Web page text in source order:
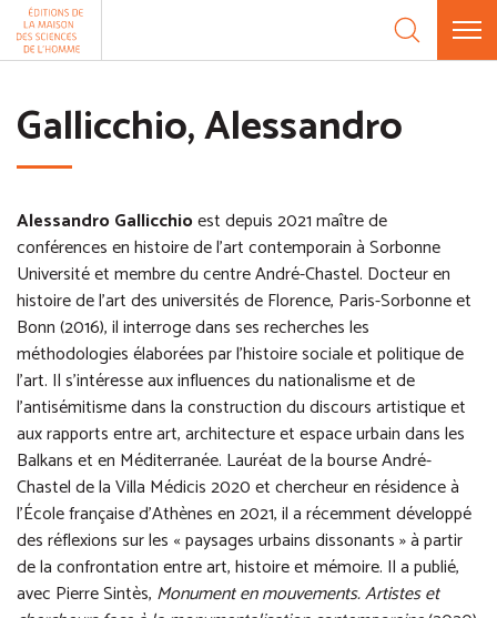
Aller au contenu
Gallicchio, Alessandro
Alessandro Gallicchioest depuis 2021 maître de
conférences en histoire de l'art contemporain à Sorbonne
Université et membre du centre André-Chastel. Docteur en
histoire de l’art des universités de Florence, Paris-Sorbonne et
Bonn (2016), il interroge dans ses recherches les
méthodologies élaborées par l’histoire sociale et politique de
l’art. Il s’intéresse aux influences du nationalisme et de
l’antisémitisme dans la construction du discours artistique et
aux rapports entre art, architecture et espace urbain dans les
Balkans et en Méditerranée. Lauréat de la bourse André-
Chastel de la Villa Médicis 2020 et chercheur en résidence à
l’École française d’Athènes en 2021, il a récemment développé
des réflexions sur les « paysages urbains dissonants » à partir
de la confrontation entre art, histoire et mémoire. Il a publié,
avec Pierre Sintès, Monument en mouvements. Artistes et
Panneau de gestion des cookies